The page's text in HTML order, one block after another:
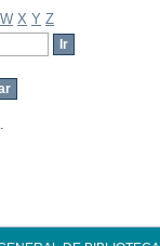
W X Y Z